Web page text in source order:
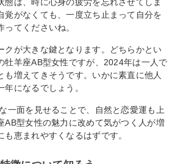
態は、時に心身の疲労を忘れさせてしま
覚がなくても、一度立ち止まって自分を
てくださいね。
クが大きな鍵となります。どちらかとい
牡羊座AB型女性ですが、2024年は一人で
も増えてきそうです。いかに素直に他人
になるでしょう。
一面を見せることで、自然と恋愛運も上
AB型女性の魅力に改めて気がつく人が増
恵まれやすくなるはずです。